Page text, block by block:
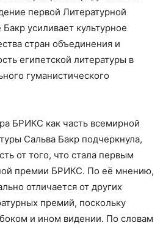
первой Литературной
усиливает культурное
стран объединения и
египетской литературы в
гуманистического
БРИКС как часть всемирной
Сальва Бакр подчеркнула,
от того, что стала первым
премии БРИКС. По её мнению,
отличается от других
премий, поскольку
и ином видении. По словам